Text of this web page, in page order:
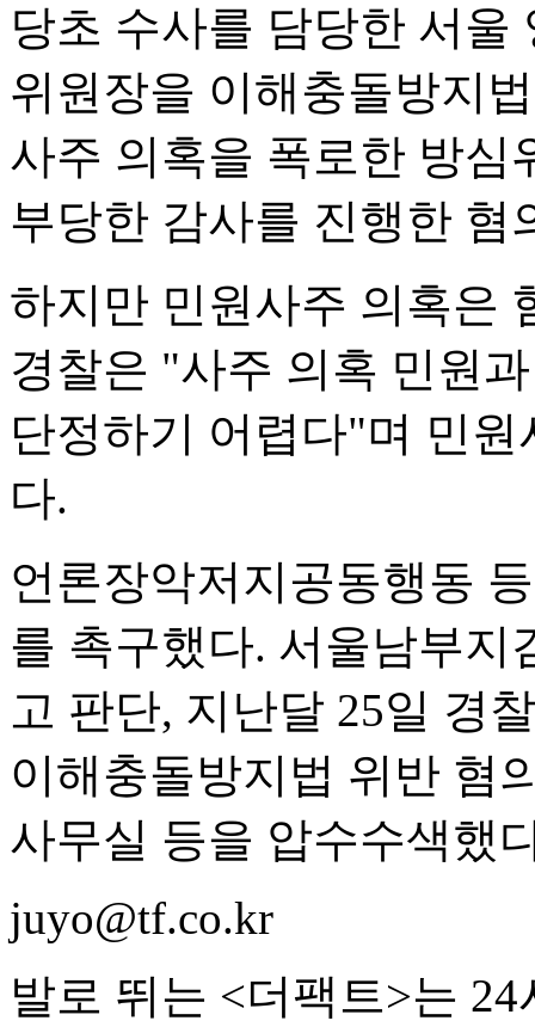
당초 수사를 담당한 서울
위원장을 이해충돌방지
사주 의혹을 폭로한 방심
부당한 감사를 진행한 혐
하지만 민원사주 의혹은
경찰은 "사주 의혹 민원
단정하기 어렵다"며 민
다.
언론장악저지공동행동
를 촉구했다. 서울남부지
고 판단, 지난달 25일 경
이해충돌방지법 위반 혐
사무실 등을 압수수색했
juyo@tf.co.kr
발로 뛰는 <더팩트>는